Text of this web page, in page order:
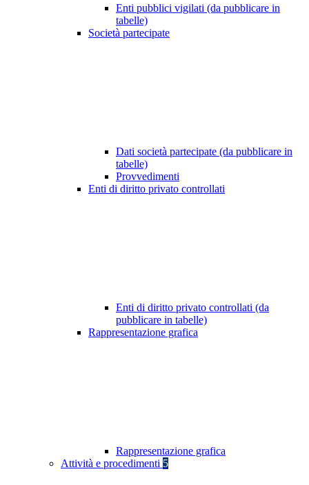
Enti pubblici vigilati (da pubblicare in
tabelle)
Società partecipate
Dati società partecipate (da pubblicare in
tabelle)
Provvedimenti
Enti di diritto privato controllati
Enti di diritto privato controllati (da
pubblicare in tabelle)
Rappresentazione grafica
Rappresentazione grafica
Attività e procedimenti 5